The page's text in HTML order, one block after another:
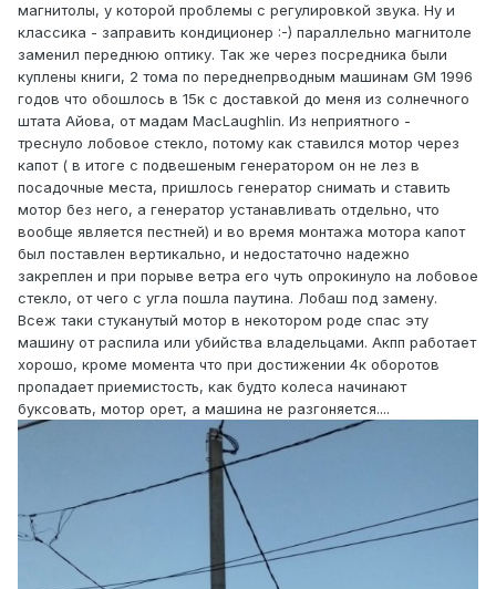
магнитолы, у которой проблемы с регулировкой звука. Ну и
классика - заправить кондиционер :-) параллельно магнитоле
заменил переднюю оптику. Так же через посредника были
куплены книги, 2 тома по переднепрводным машинам GM 1996
годов что обошлось в 15к с доставкой до меня из солнечного
штата Айова, от мадам MacLaughlin. Из неприятного -
треснуло лобовое стекло, потому как ставился мотор через
капот ( в итоге с подвешеным генератором он не лез в
посадочные места, пришлось генератор снимать и ставить
мотор без него, а генератор устанавливать отдельно, что
вообще является пестней) и во время монтажа мотора капот
был поставлен вертикально, и недостаточно надежно
закреплен и при порыве ветра его чуть опрокинуло на лобовое
стекло, от чего с угла пошла паутина. Лобаш под замену.
Всеж таки стуканутый мотор в некотором роде спас эту
машину от распила или убийства владельцами. Акпп работает
хорошо, кроме момента что при достижении 4к оборотов
пропадает приемистость, как будто колеса начинают
буксовать, мотор орет, а машина не разгоняется....